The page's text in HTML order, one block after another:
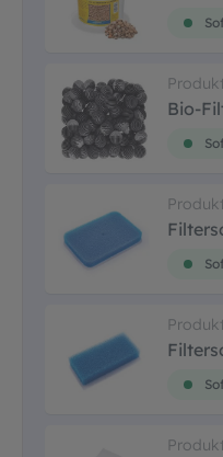
Bio-